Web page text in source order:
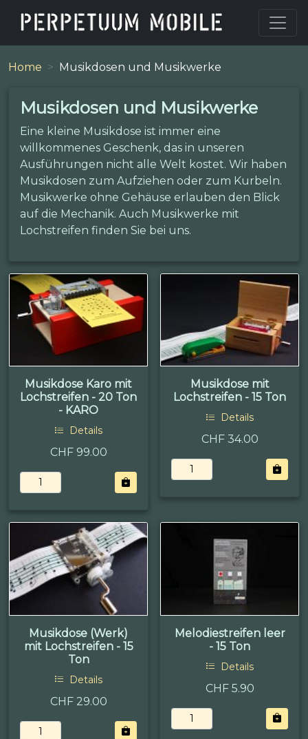
Home Musikdosen und Musikwerke
Musikdosen und Musikwerke
Eine kleine Musikdose ist immer eine
willkommenes Geschenk, das in unseren
Ausführungen nicht alle Welt kostet. Wir haben
Musikdosen zum Aufziehen oder zum Kurbeln.
Musikwerke ohne Gehäuse erlauben den Blick
auf die Mechanik. Auch Musikwerke mit
Lochstreifen finden Sie bei uns.
Musikdose Karo mit
Lochstreifen - 20 Ton
- KARO
Details
CHF 99.00
Musikdose mit
Lochstreifen - 15 Ton
Details
CHF 34.00
Musikdose (Werk)
mit Lochstreifen - 15
Ton
Details
CHF 29.00
Melodiestreifen leer
- 15 Ton
Details
CHF 5.90